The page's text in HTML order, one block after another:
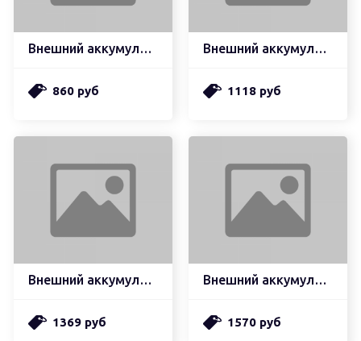
Внешний аккумулятор hoco j71 borealis power bank кабель lightning, 2.0а (10000mah), белый (мятая упаковка)
860 руб
Внешний аккумулятор hoco j63 velocity pd+ qc3.0 беспроводная (wireless) зарядка (10000mah), белый (мятая упаковка)
1118 руб
Внешний аккумулятор hoco q1 kraft быстрая зарядка qc3.0, pd20, usb-a 22,5w (10000mah), черный (мятая упаковка)
1369 руб
Внешний аккумулятор hoco q2a galax быстрая зарядка qc3.0, pd20, usb-a 22,5w (20000mah), черный (мятая упаковка)
1570 руб